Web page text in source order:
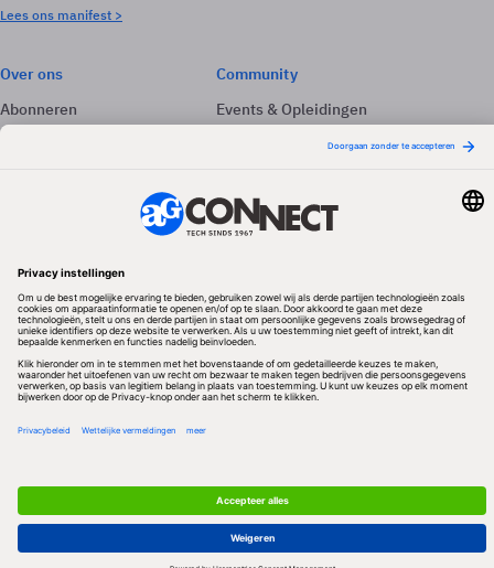
Lees ons manifest >
Over ons
Abonneren
Adverteren
Community
Events & Opleidingen
Volg ons
Redactionele partner
Algemene Voorwaarden & Copyrights